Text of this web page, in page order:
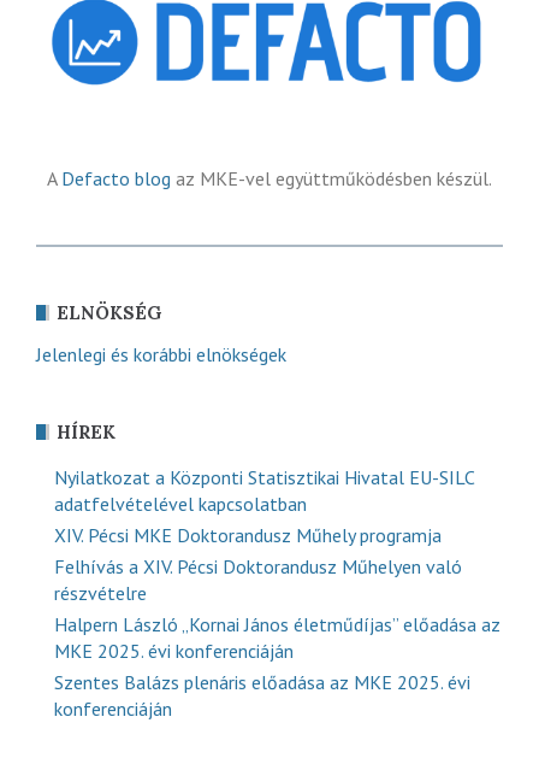
A Defacto blog az MKE-vel együttműködésben készül.
ELNÖKSÉG
Jelenlegi és korábbi elnökségek
HÍREK
Nyilatkozat a Központi Statisztikai Hivatal EU-SILC
adatfelvételével kapcsolatban
XIV. Pécsi MKE Doktorandusz Műhely programja
Felhívás a XIV. Pécsi Doktorandusz Műhelyen való
részvételre
Halpern László „Kornai János életműdíjas” előadása az
MKE 2025. évi konferenciáján
Szentes Balázs plenáris előadása az MKE 2025. évi
konferenciáján